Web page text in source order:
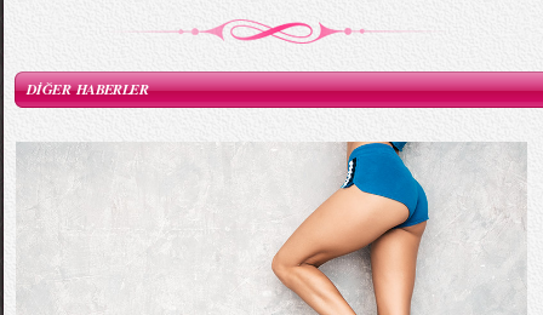
DİĞER HABERLER